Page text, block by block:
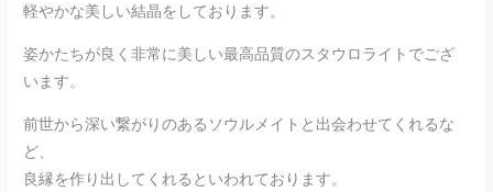
軽やかな美しい結晶をしております。
姿かたちが良く非常に美しい最高品質のスタウロライトでござ
います。
前世から深い繋がりのあるソウルメイトと出会わせてくれるな
ど、
良縁を作り出してくれるといわれております。